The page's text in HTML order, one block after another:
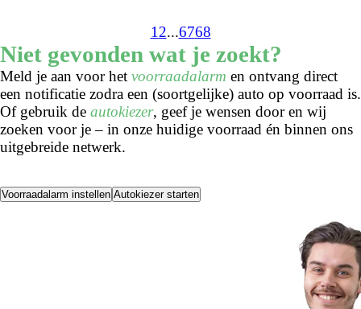
1 2...6768
Niet gevonden wat je zoekt?
Meld je aan voor het voorraadalarm en ontvang direct
een notificatie zodra een (soortgelijke) auto op voorraad is.
Of gebruik de autokiezer, geef je wensen door en wij
zoeken voor je – in onze huidige voorraad én binnen ons
uitgebreide netwerk.
Voorraadalarm instellen Autokiezer starten